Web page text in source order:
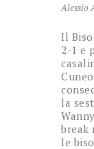
Alessio
Il
2-1 e
la
break
le